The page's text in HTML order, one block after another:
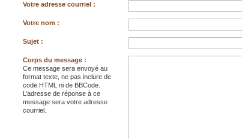
Votre adresse courriel :
Votre nom :
Sujet :
Corps du message :
Ce message sera envoyé au
format texte, ne pas inclure de
code HTML ni de BBCode.
L’adresse de réponse à ce
message sera votre adresse
courriel.